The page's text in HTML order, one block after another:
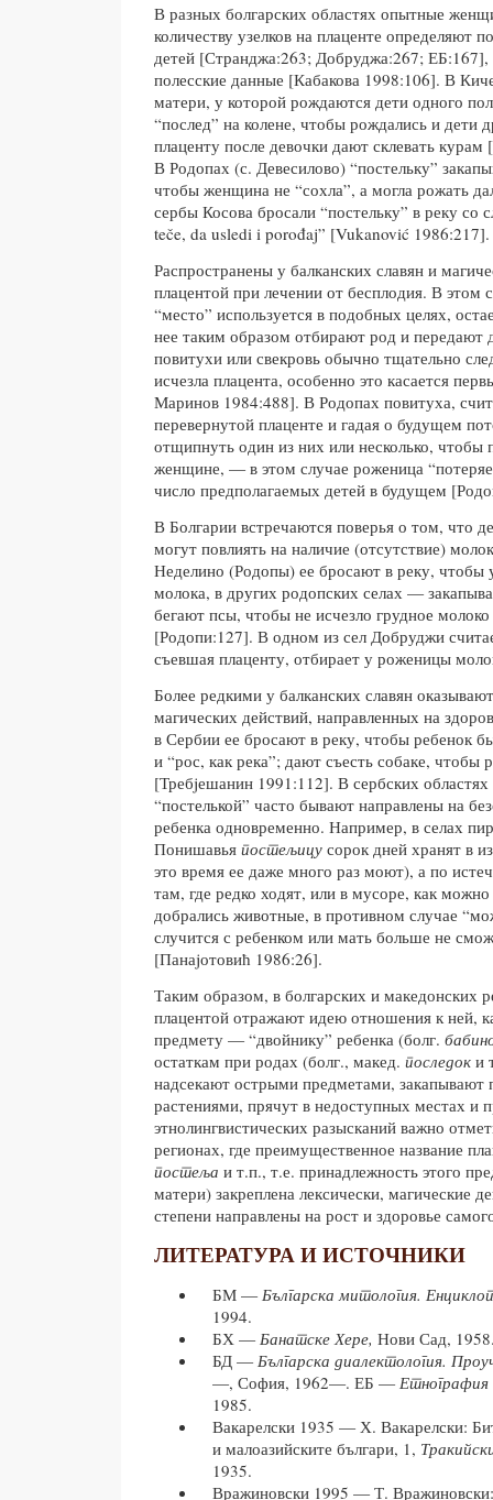
В разных болгарских областях опытные
количеству узелков на плаценте определяют
детей [Странджа:263; Добруджа:267; ЕБ:167],
полесские данные [Кабакова 1998:106]. В
матери, у которой рождаются дети одного
“послед” на колене, чтобы рождались и дети
плаценту после девочки дают склевать
В Родопах (с. Девесилово) “постельку”
чтобы женщина не “сохла”, а могла рожать
сербы Косова бросали “постельку” в реку со
teče, da usledi i porođaj” [Vukanović 1986:217].
Распространены у балканских славян и
плацентой при лечении от бесплодия. В этом
“место” используется в подобных целях,
нее таким образом отбирают род и
повитухи или свекровь обычно тщательно
исчезла плацента, особенно это касается
Маринов 1984:488]. В Родопах повитуха,
перевернутой плаценте и гадая о будущем
отщипнуть один из них или несколько, чтобы
женщине, — в этом случае роженица
число предполагаемых детей в будущем
В Болгарии встречаются поверья о том, что
могут повлиять на наличие (отсутствие)
Неделино (Родопы) ее бросают в реку,
молока, в других родопских селах —
бегают псы, чтобы не исчезло грудное
[Родопи:127]. В одном из сел Добруджи
съевшая плаценту, отбирает у роженицы
Более редкими у балканских славян
магических действий, направленных на
в Сербии ее бросают в реку, чтобы ребенок
и “рос, как река”; дают съесть собаке, чтобы
[Требjешанин 1991:112]. В сербских областях
“постелькой” часто бывают направлены на
ребенка одновременно. Например, в селах
Понишавья постељицу сорок дней хранят в
это время ее даже много раз моют), а по
там, где редко ходят, или в мусоре, как
добрались животные, в противном случае
случится с ребенком или мать больше не
[Панаjотовић 1986:26].
Таким образом, в болгарских и македонских
плацентой отражают идею отношения к ней,
предмету — “двойнику” ребенка (болг.
остаткам при родах (болг., макед. последок и
надсекают острыми предметами, закапывают
растениями, прячут в недоступных местах и
этнолингвистических разысканий важно
регионах, где преимущественное название
постеља и т.п., т.е. принадлежность этого
матери) закреплена лексически, магические
степени направлены на рост и здоровье
ЛИТЕРАТУРА И ИСТОЧНИКИ
БМ — Българска митология.
1994.
БХ — Банатске Хере, Нови Сад,
БД — Българска диалектология.
—, София, 1962—. ЕБ — Етнография
1985.
Вакарелски 1935 — Х. Вакарелски:
и малоазийските българи, 1,
1935.
Вражиновски 1995 — Т.